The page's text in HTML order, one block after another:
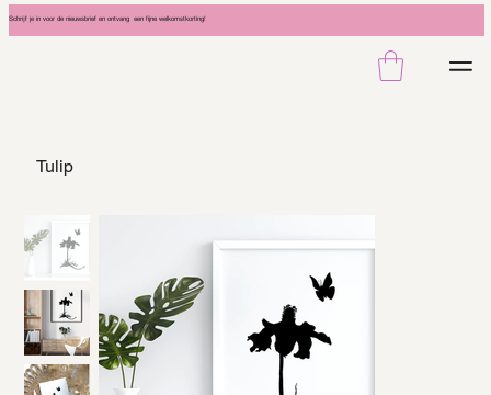
Schrijf je in voor de nieuwsbrief en ontvang een fijne welkomstkorting!
Tulip